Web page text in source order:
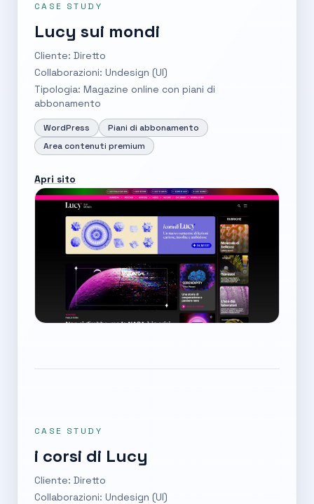
CASE STUDY
Lucy sui mondi
Cliente: Diretto
Collaborazioni: Undesign (UI)
Tipologia: Magazine online con piani di
abbonamento
WordPress
Piani di abbonamento
Area contenuti premium
Apri sito
CASE STUDY
i corsi di Lucy
Cliente: Diretto
Collaborazioni: Undesign (UI)